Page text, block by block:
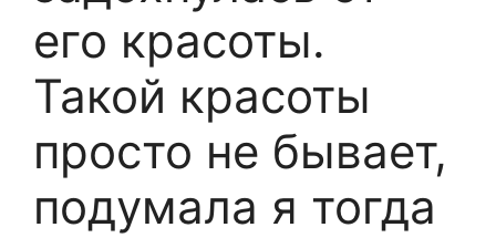
его красоты.
Такой красоты
просто не бывает,
подумала я тогда